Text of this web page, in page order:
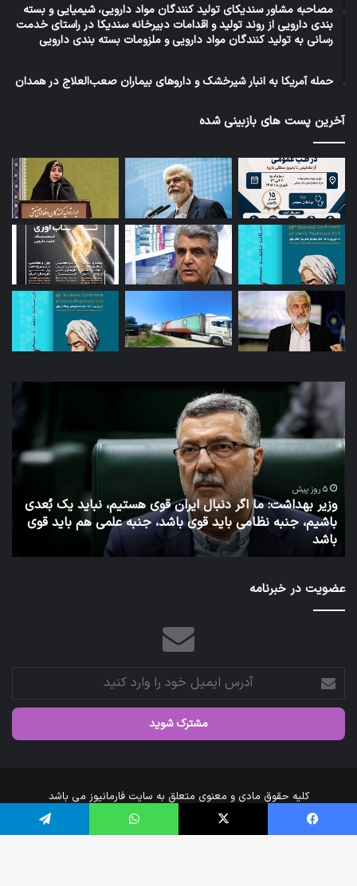
مصاحبه مشاور سندیکای تولید کنندگان مواد دارویی، شیمیایی و بسته
بندی دارویی از روند تولید و اقدامات دبیرخانه سندیکا در راستای خدمت
رسانی به تولید کنندگان مواد دارویی و ملزومات بسته بندی دارویی
حمله آمریکا به انبار شیرخشک و داروهای بیماران صعب‌العلاج در همدان
آخرین پست های بازبینی شده
ایران قوی هستیم، نباید یک بُعدی
قوی باشد، جنبه علمی هم باید قوی
مدیر
سابق
وزارت
بهداشت
1 هفته پیش
توئیت دکتر جهانپور
عضویت در خبرنامه
آدرس
ایمیل
خود
وارد
کلیه حقوق مادی و معنوی متعلق به سایت فارمانیوز می باشد
خانه
ارتباط با ما
فیس بوک X واتس آپ تلگرام